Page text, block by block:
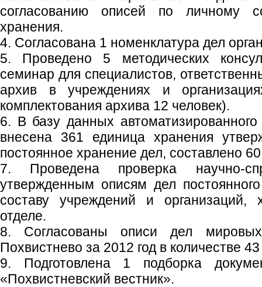
согласованию описей по личному
хранения.
4. Согласована 1 номенклатура дел
5. Проведено 5 методических
семинар для специалистов,
архив в учреждениях и
комплектования архива 12 человек).
6. В базу данных
внесена 361 единица хранения
постоянное хранение дел, составлено
7. Проведена проверка научно-
утвержденным описям дел
составу учреждений и организаций,
отделе.
8. Согласованы описи дел
Похвистнево за 2012 год в количестве
9. Подготовлена 1 подборка
«Похвистневский вестник».